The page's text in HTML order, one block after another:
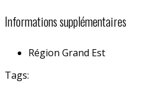
Informations supplémentaires
Région Grand Est
Tags: